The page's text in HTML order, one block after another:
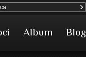
Album Blog